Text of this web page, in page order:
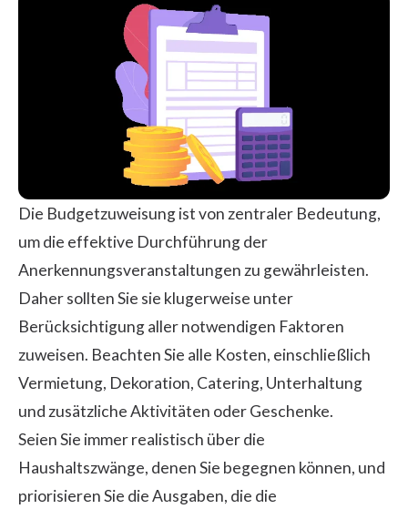
Die Budgetzuweisung ist von zentraler Bedeutung,
um die effektive Durchführung der
Anerkennungsveranstaltungen zu gewährleisten.
Daher sollten Sie sie klugerweise unter
Berücksichtigung aller notwendigen Faktoren
zuweisen. Beachten Sie alle Kosten, einschließlich
Vermietung, Dekoration, Catering, Unterhaltung
und zusätzliche Aktivitäten oder Geschenke.
Seien Sie immer realistisch über die
Haushaltszwänge, denen Sie begegnen können, und
priorisieren Sie die Ausgaben, die die